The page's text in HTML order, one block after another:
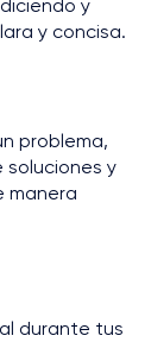
y
y concisa.
problema,
y
manera
durante tus